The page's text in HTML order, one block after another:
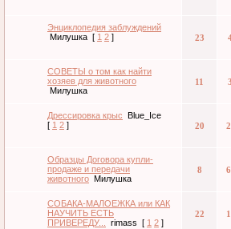
Энциклопедия заблуждений
Милушка [ 1 2 ] 23
СОВЕТЫ о том как найти
хозяев для животного
Милушка
11
Дрессировка крыс Blue_Ice
[ 1 2 ] 20
Образцы Договора купли-
продаже и передачи
животного Милушка
8
СОБАКА-МАЛОЕЖКА или КАК
НАУЧИТЬ ЕСТЬ
ПРИВЕРЕДУ...
rimass [ 1 2 ]
22